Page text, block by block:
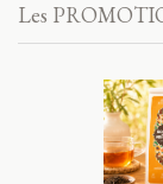
Les